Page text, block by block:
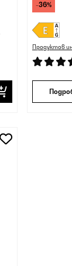
-36%
Продуктов